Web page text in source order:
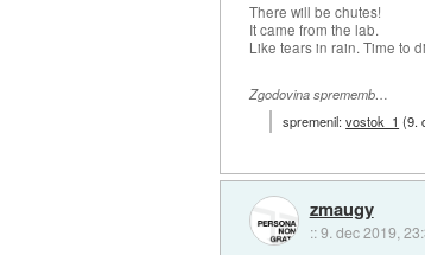
There will be chutes!
It came from the lab.
Like tears in rain. Time to
Zgodovina sprememb…
spremenil:vostok_1 (9.
zmaugy
::9. dec 2019,